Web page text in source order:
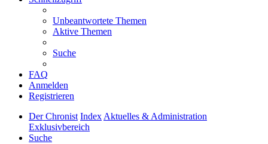
Unbeantwortete Themen
Aktive Themen
Suche
FAQ
Anmelden
Registrieren
Der Chronist IndexAktuelles & Administration
Exklusivbereich
Suche